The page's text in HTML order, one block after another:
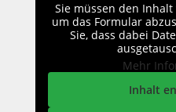
Sie müssen den Inhalt
um das Formular
Sie, dass dabei
Mehr
Inhalt